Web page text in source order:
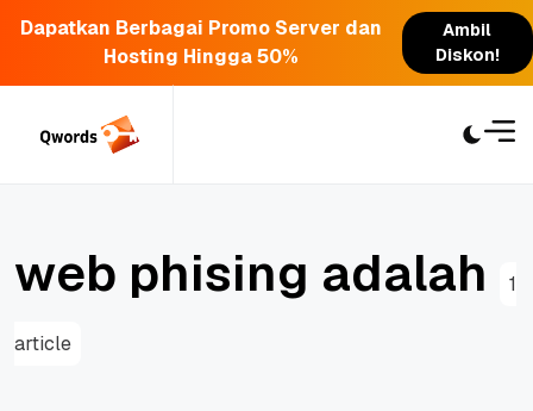
Dapatkan Berbagai Promo Server dan
Hosting Hingga 50%
Ambil
Diskon!
web phising adalah 1
article